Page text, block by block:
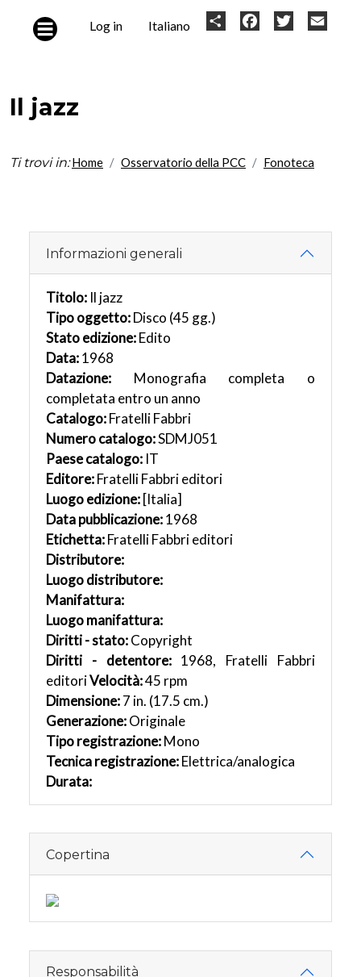
User
Log in Italiano Share FacebookTwitter
Il jazz
Ti trovi in: Home Osservatorio della PCC Fonoteca
Informazioni generali
Titolo: Il jazz
Tipo oggetto:Disco (45 gg.)
Stato edizione:Edito
Data:1968
Datazione: Monografia completa o
completata entro un anno
Catalogo:Fratelli Fabbri
Numero catalogo:SDMJ051
Paese catalogo: IT
Editore:Fratelli Fabbri editori
Luogo edizione: [Italia]
Data pubblicazione:1968
Etichetta:Fratelli Fabbri editori
Distributore:
Luogo distributore:
Manifattura:
Luogo manifattura:
Diritti - stato:Copyright
Diritti - detentore: 1968, Fratelli Fabbri
editoriVelocità:45 rpm
Dimensione:7 in. (17.5 cm.)
Generazione:Originale
Tipo registrazione:Mono
Tecnica registrazione:Elettrica/analogica
Durata:
Copertina
Responsabilità